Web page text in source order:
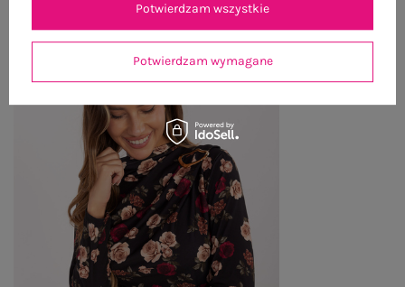
Potwierdzam wymagane
Potwierdzam wszystkie